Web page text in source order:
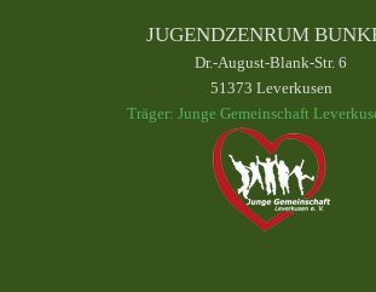
JUGENDZENRUM
Dr.-August-Blank-Str. 6
51373 Leverkusen
Träger: Junge Gemeinschaft